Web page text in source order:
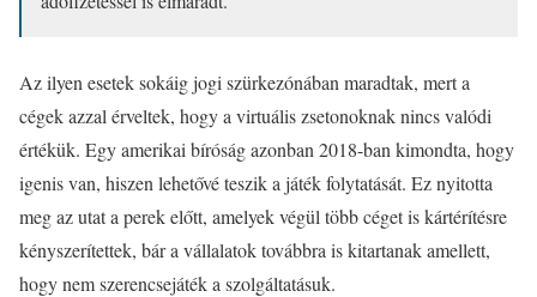
Az ilyen esetek sokáig jogi szürkezónában maradtak, mert a
cégek azzal érveltek, hogy a virtuális zsetonoknak nincs valódi
értékük. Egy amerikai bíróság azonban 2018-ban kimondta, hogy
igenis van, hiszen lehetővé teszik a játék folytatását. Ez nyitotta
meg az utat a perek előtt, amelyek végül több céget is kártérítésre
kényszerítettek, bár a vállalatok továbbra is kitartanak amellett,
hogy nem szerencsejáték a szolgáltatásuk.